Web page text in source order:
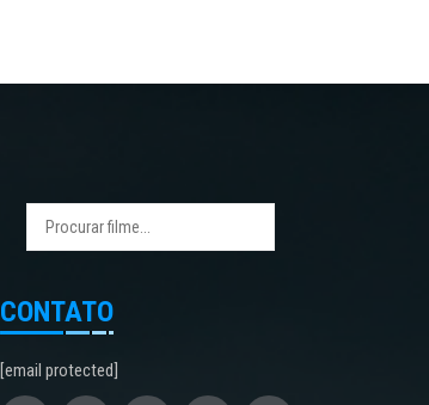
CONTATO
[email protected]